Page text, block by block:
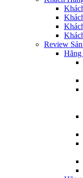
Review
Hãng